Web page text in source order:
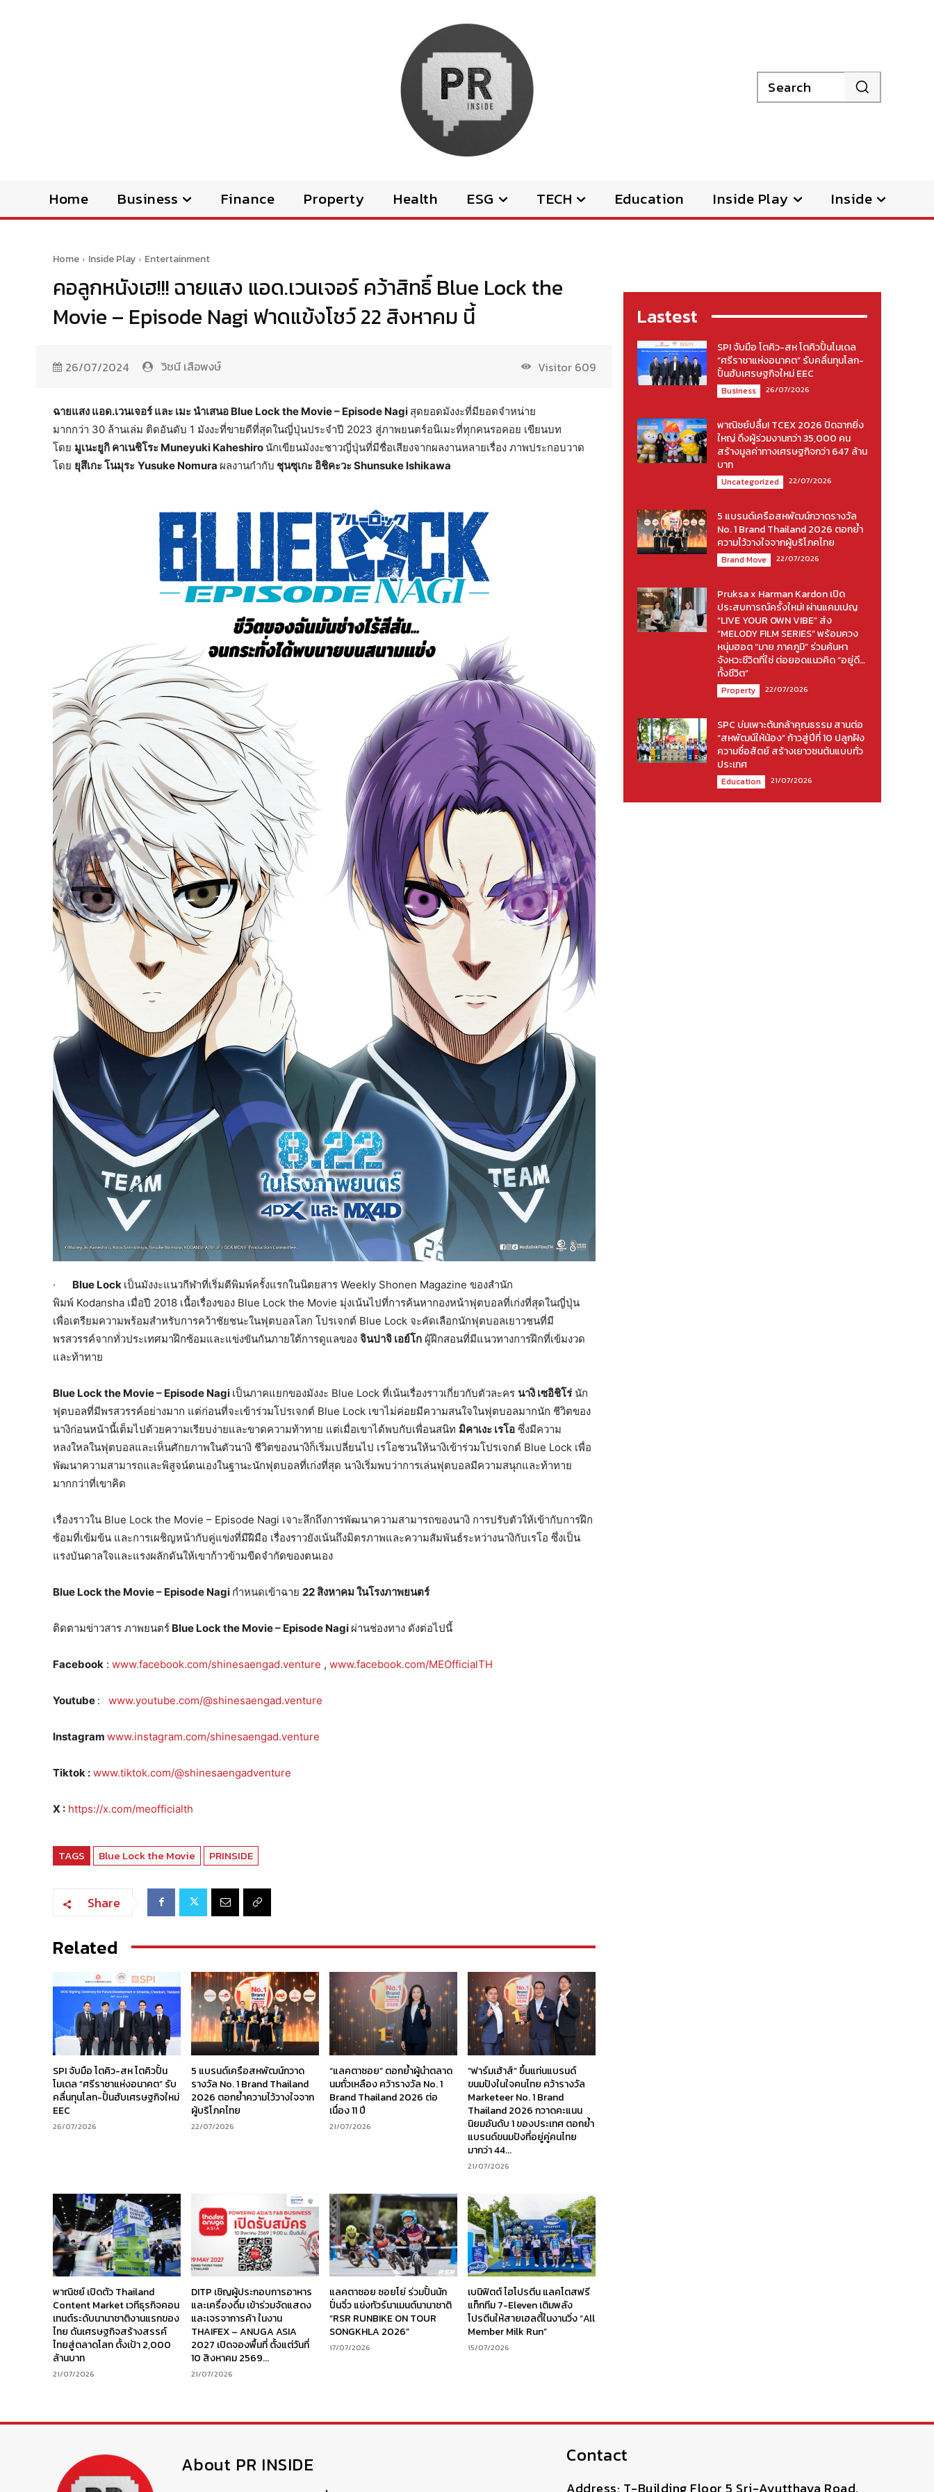
Search
Home Business Finance Property Health ESG TECH Education Inside Play Inside
Home Inside Play Entertainment
คอลูกหนังเฮ!!! ฉายแสง แอด.เวนเจอร์ คว้าสิทธิ์ Blue Lock the
Movie – Episode Nagi ฟาดแข้งโชว์ 22 สิงหาคม นี้
26/07/2024 วิชนี เสือพงษ์ Visitor 609
ฉายแสง แอด.เวนเจอร์ และ เมะ นำเสนอ Blue Lock the Movie – Episode Nagi สุดยอดมังงะที่มียอดจำหน่าย
มากกว่า 30 ล้านเล่ม ติดอันดับ 1 มังงะที่ขายดีที่สุดในญี่ปุ่นประจำปี 2023 สู่ภาพยนตร์อนิเมะที่ทุกคนรอคอย เขียนบท
โดย มูเนะยูกิ คาเนชิโระ Muneyuki Kaheshiroนักเขียนมังงะชาวญี่ปุ่นที่มีชื่อเสียงจากผลงานหลายเรื่อง ภาพประกอบวาด
โดย ยุสึเกะ โนมุระ Yusuke Nomura ผลงานกำกับ ชุนซุเกะ อิชิคะวะShunsuke Ishikawa
· Blue Lock เป็นมังงะแนวกีฬาที่เริ่มตีพิมพ์ครั้งแรกในนิตยสาร Weekly Shonen Magazine ของสำนัก
พิมพ์ Kodansha เมื่อปี 2018 เนื้อเรื่องของ Blue Lock the Movie มุ่งเน้นไปที่การค้นหากองหน้าฟุตบอลที่เก่งที่สุดในญี่ปุ่น
เพื่อเตรียมความพร้อมสำหรับการคว้าชัยชนะในฟุตบอลโลก โปรเจกต์ Blue Lock จะคัดเลือกนักฟุตบอลเยาวชนที่มี
พรสวรรค์จากทั่วประเทศมาฝึกซ้อมและแข่งขันกันภายใต้การดูแลของ จินปาจิ เอย์โก ผู้ฝึกสอนที่มีแนวทางการฝึกที่เข้มงวด
และท้าทาย
Blue Lock the Movie – Episode Nagi เป็นภาคแยกของมังงะ Blue Lock ที่เน้นเรื่องราวเกี่ยวกับตัวละคร นางิ เซอิชิโร่นัก
ฟุตบอลที่มีพรสวรรค์อย่างมาก แต่ก่อนที่จะเข้าร่วมโปรเจกต์ Blue Lock เขาไม่ค่อยมีความสนใจในฟุตบอลมากนัก ชีวิตของ
นางิก่อนหน้านี้เต็มไปด้วยความเรียบง่ายและขาดความท้าทาย แต่เมื่อเขาได้พบกับเพื่อนสนิท มิคาเงะ เรโอ ซึ่งมีความ
หลงใหลในฟุตบอลและเห็นศักยภาพในตัวนางิ ชีวิตของนางิก็เริ่มเปลี่ยนไป เรโอชวนให้นางิเข้าร่วมโปรเจกต์ Blue Lock เพื่อ
พัฒนาความสามารถและพิสูจน์ตนเองในฐานะนักฟุตบอลที่เก่งที่สุด นางิเริ่มพบว่าการเล่นฟุตบอลมีความสนุกและท้าทาย
มากกว่าที่เขาคิด
เรื่องราวใน Blue Lock the Movie – Episode Nagi เจาะลึกถึงการพัฒนาความสามารถของนางิ การปรับตัวให้เข้ากับการฝึก
ซ้อมที่เข้มข้น และการเผชิญหน้ากับคู่แข่งที่มีฝีมือ เรื่องราวยังเน้นถึงมิตรภาพและความสัมพันธ์ระหว่างนางิกับเรโอ ซึ่งเป็น
แรงบันดาลใจและแรงผลักดันให้เขาก้าวข้ามขีดจำกัดของตนเอง
Blue Lock the Movie – Episode Nagi กำหนดเข้าฉาย 22 สิงหาคม ในโรงภาพยนตร์
ติดตามข่าวสาร ภาพยนตร์ Blue Lock the Movie – Episode Nagi ผ่านช่องทาง ดังต่อไปนี้
Facebook : www.facebook.com/shinesaengad.venture , www.facebook.com/MEOfficialTH
Youtube : www.youtube.com/@shinesaengad.venture
Instagram www.instagram.com/shinesaengad.venture
Tiktok : www.tiktok.com/@shinesaengadventure
X : https://x.com/meofficialth
TAGS Blue Lock the Movie PRINSIDE
Share
Related
SPI จับมือ โตคิว-สห โตคิวปั้น
โมเดล “ศรีราชาแห่งอนาคต” รับ
คลื่นทุนโลก-ปั้นฮับเศรษฐกิจใหม่
EEC
26/07/2026
5 แบรนด์เครือสหพัฒน์กวาด
รางวัล No. 1 Brand Thailand
2026 ตอกย้ำความไว้วางใจจาก
ผู้บริโภคไทย
22/07/2026
“แลคตาซอย” ตอกย้ำผู้นำตลาด
นมถั่วเหลือง คว้ารางวัล No. 1
Brand Thailand 2026 ต่อ
เนื่อง 11 ปี
21/07/2026
“ฟาร์มเฮ้าส์” ขึ้นแท่นแบรนด์
ขนมปังในใจคนไทย คว้ารางวัล
Marketeer No. 1 Brand
Thailand 2026 กวาดคะแนน
นิยมอันดับ 1 ของประเทศ ตอกย้ำ
แบรนด์ขนมปังที่อยู่คู่คนไทย
มากว่า 44...
21/07/2026
พาณิชย์ เปิดตัว Thailand
Content Market เวทีธุรกิจคอน
เทนต์ระดับนานาชาติงานแรกของ
ไทย ดันเศรษฐกิจสร้างสรรค์
ไทยสู่ตลาดโลก ตั้งเป้า 2,000
ล้านบาท
21/07/2026
DITP เชิญผู้ประกอบการอาหาร
และเครื่องดื่ม เข้าร่วมจัดแสดง
และเจรจาการค้า ในงาน
THAIFEX – ANUGA ASIA
2027 เปิดจองพื้นที่ ตั้งแต่วันที่
10 สิงหาคม 2569...
21/07/2026
แลคตาซอย ซอยโย่ ร่วมปั้นนัก
ปั่นจิ๋ว แข่งทัวร์นาเมนต์นานาชาติ
“RSR RUNBIKE ON TOUR
SONGKHLA 2026”
17/07/2026
เบนิฟิตต์ ไฮโปรตีน แลคโตสฟรี
แท็กทีม 7-Eleven เติมพลัง
โปรตีนให้สายเฮลตี้ในงานวิ่ง “All
Member Milk Run”
15/07/2026
Lastest
SPI จับมือ โตคิว-สห โตคิวปั้นโมเดล
“ศรีราชาแห่งอนาคต” รับคลื่นทุนโลก-
ปั้นฮับเศรษฐกิจใหม่ EEC
Business 26/07/2026
พาณิชย์ปลื้ม! TCEX 2026 ปิดฉากยิ่ง
ใหญ่ ดึงผู้ร่วมงานกว่า 35,000 คน
สร้างมูลค่าทางเศรษฐกิจกว่า 647 ล้าน
บาท
Uncategorized 22/07/2026
5 แบรนด์เครือสหพัฒน์กวาดรางวัล
No. 1 Brand Thailand 2026 ตอกย้ำ
ความไว้วางใจจากผู้บริโภคไทย
Brand Move 22/07/2026
Pruksa x Harman Kardon เปิด
ประสบการณ์ครั้งใหม่! ผ่านแคมเปญ
“LIVE YOUR OWN VIBE” ส่ง
“MELODY FILM SERIES” พร้อมควง
หนุ่มฮอต “มาย ภาคภูมิ” ร่วมค้นหา
จังหวะชีวิตที่ใช่ ต่อยอดแนวคิด “อยู่ดี…
ทั้งชีวิต”
Property 22/07/2026
SPC บ่มเพาะต้นกล้าคุณธรรม สานต่อ
“สหพัฒน์ให้น้อง” ก้าวสู่ปีที่ 10 ปลูกฝัง
ความซื่อสัตย์ สร้างเยาวชนต้นแบบทั่ว
ประเทศ
Education 21/07/2026
About PR INSIDE Contact